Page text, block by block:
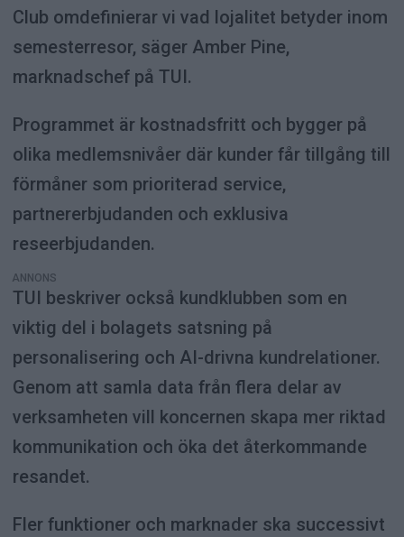
Club omdefinierar vi vad lojalitet betyder inom
semesterresor, säger Amber Pine,
marknadschef på TUI.
Programmet är kostnadsfritt och bygger på
olika medlemsnivåer där kunder får tillgång till
förmåner som prioriterad service,
partnererbjudanden och exklusiva
reseerbjudanden.
ANNONS
TUI beskriver också kundklubben som en
viktig del i bolagets satsning på
personalisering och AI-drivna kundrelationer.
Genom att samla data från flera delar av
verksamheten vill koncernen skapa mer riktad
kommunikation och öka det återkommande
resandet.
Fler funktioner och marknader ska successivt